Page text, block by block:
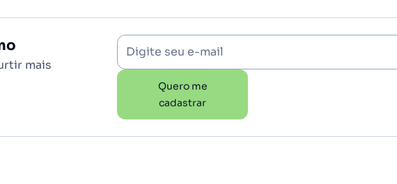
mais
Digite seu e-mail
Quero me
cadastrar